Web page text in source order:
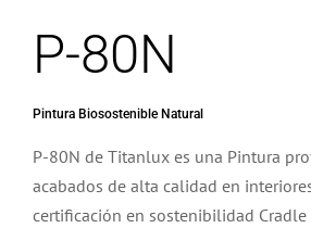
P-80N
Pintura Biosostenible Natural
P-80N de Titanlux es una Pintura
acabados de alta calidad en
certificación en sostenibilidad Cradle